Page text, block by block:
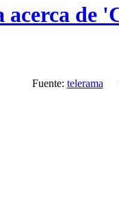
acerca de
Fuente: telerama